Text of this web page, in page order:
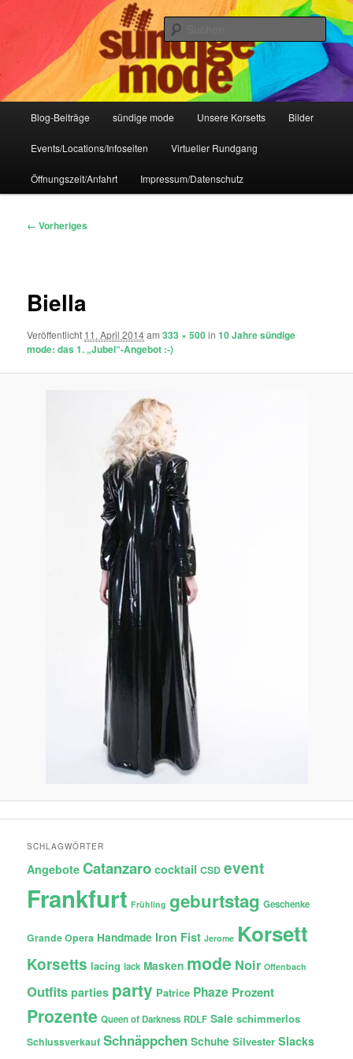
Sündige Mode Frankfurt
IHR Laden für Korsetts, Lifestyle-Mode, Club- und Dark-Wear seit 2004
Blog-Beiträge sündige mode Unsere Korsetts Bilder
Events/Locations/Infoseiten Virtueller Rundgang
Öffnungszeit/Anfahrt Impressum/Datenschutz
Bilder-
← Vorheriges
Biella
Veröffentlicht 11. April 2014am333 × 500in10 Jahre sündige
mode: das 1. „Jubel“-Angebot :-)
SCHLAGWÖRTER
Angebote Catanzaro cocktail CSD event
Frankfurt Frühling geburtstag Geschenke
Grande Opera Handmade Iron Fist Jerome Korsett
Korsetts lacing lack Masken mode Noir Offenbach
Outfits parties party Patrice Phaze Prozent
Prozente Queen of Darkness RDLF Sale schimmerlos
Schlussverkauf Schnäppchen Schuhe Silvester Slacks